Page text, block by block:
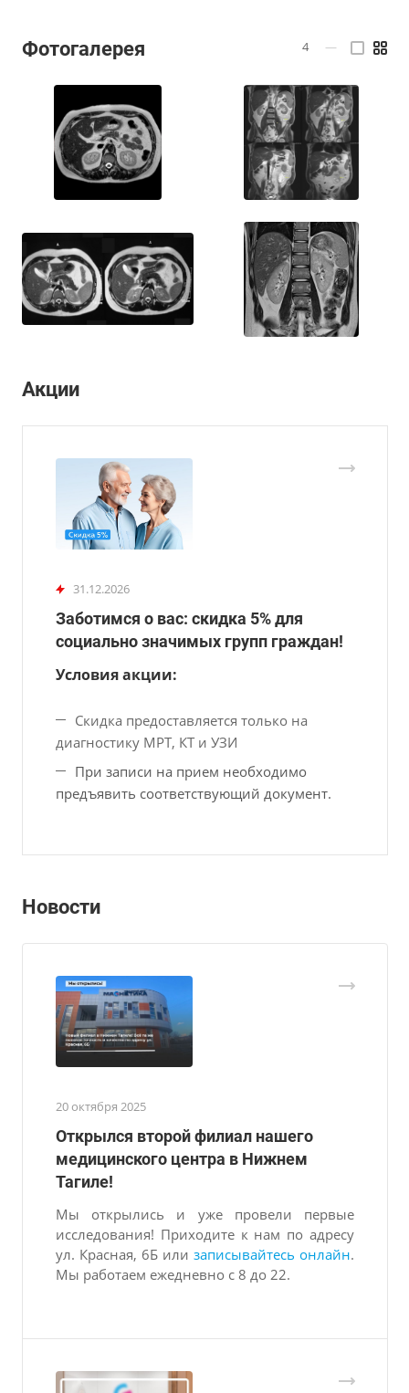
Фотогалерея 4 —
Акции
31.12.2026
Заботимся о вас: скидка 5% для
социально значимых групп граждан!
Условия акции:
Скидка предоставляется только на
диагностику МРТ, КТ и УЗИ
При записи на прием необходимо
предъявить соответствующий документ.
Новости
20 октября 2025
Открылся второй филиал нашего
медицинского центра в Нижнем
Тагиле!
Мы открылись и уже провели первые
исследования! Приходите к нам по адресу
ул. Красная, 6Б или записывайтесь онлайн.
Мы работаем ежедневно с 8 до 22.